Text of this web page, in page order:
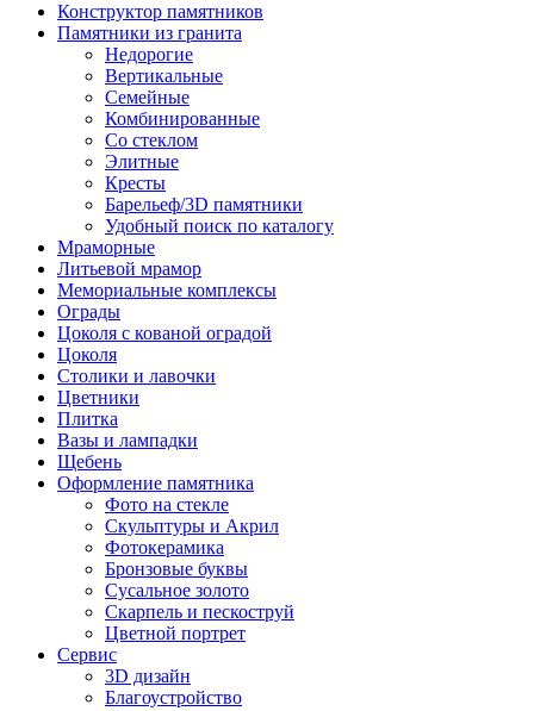
Конструктор памятников
Памятники из гранита
Недорогие
Вертикальные
Семейные
Комбинированные
Со стеклом
Элитные
Кресты
Барельеф/3D памятники
Удобный поиск по каталогу
Мраморные
Литьевой мрамор
Мемориальные комплексы
Ограды
Цоколя с кованой оградой
Цоколя
Столики и лавочки
Цветники
Плитка
Вазы и лампадки
Щебень
Оформление памятника
Фото на стекле
Скульптуры и Акрил
Фотокерамика
Бронзовые буквы
Сусальное золото
Скарпель и пескоструй
Цветной портрет
Сервис
3D дизайн
Благоустройство